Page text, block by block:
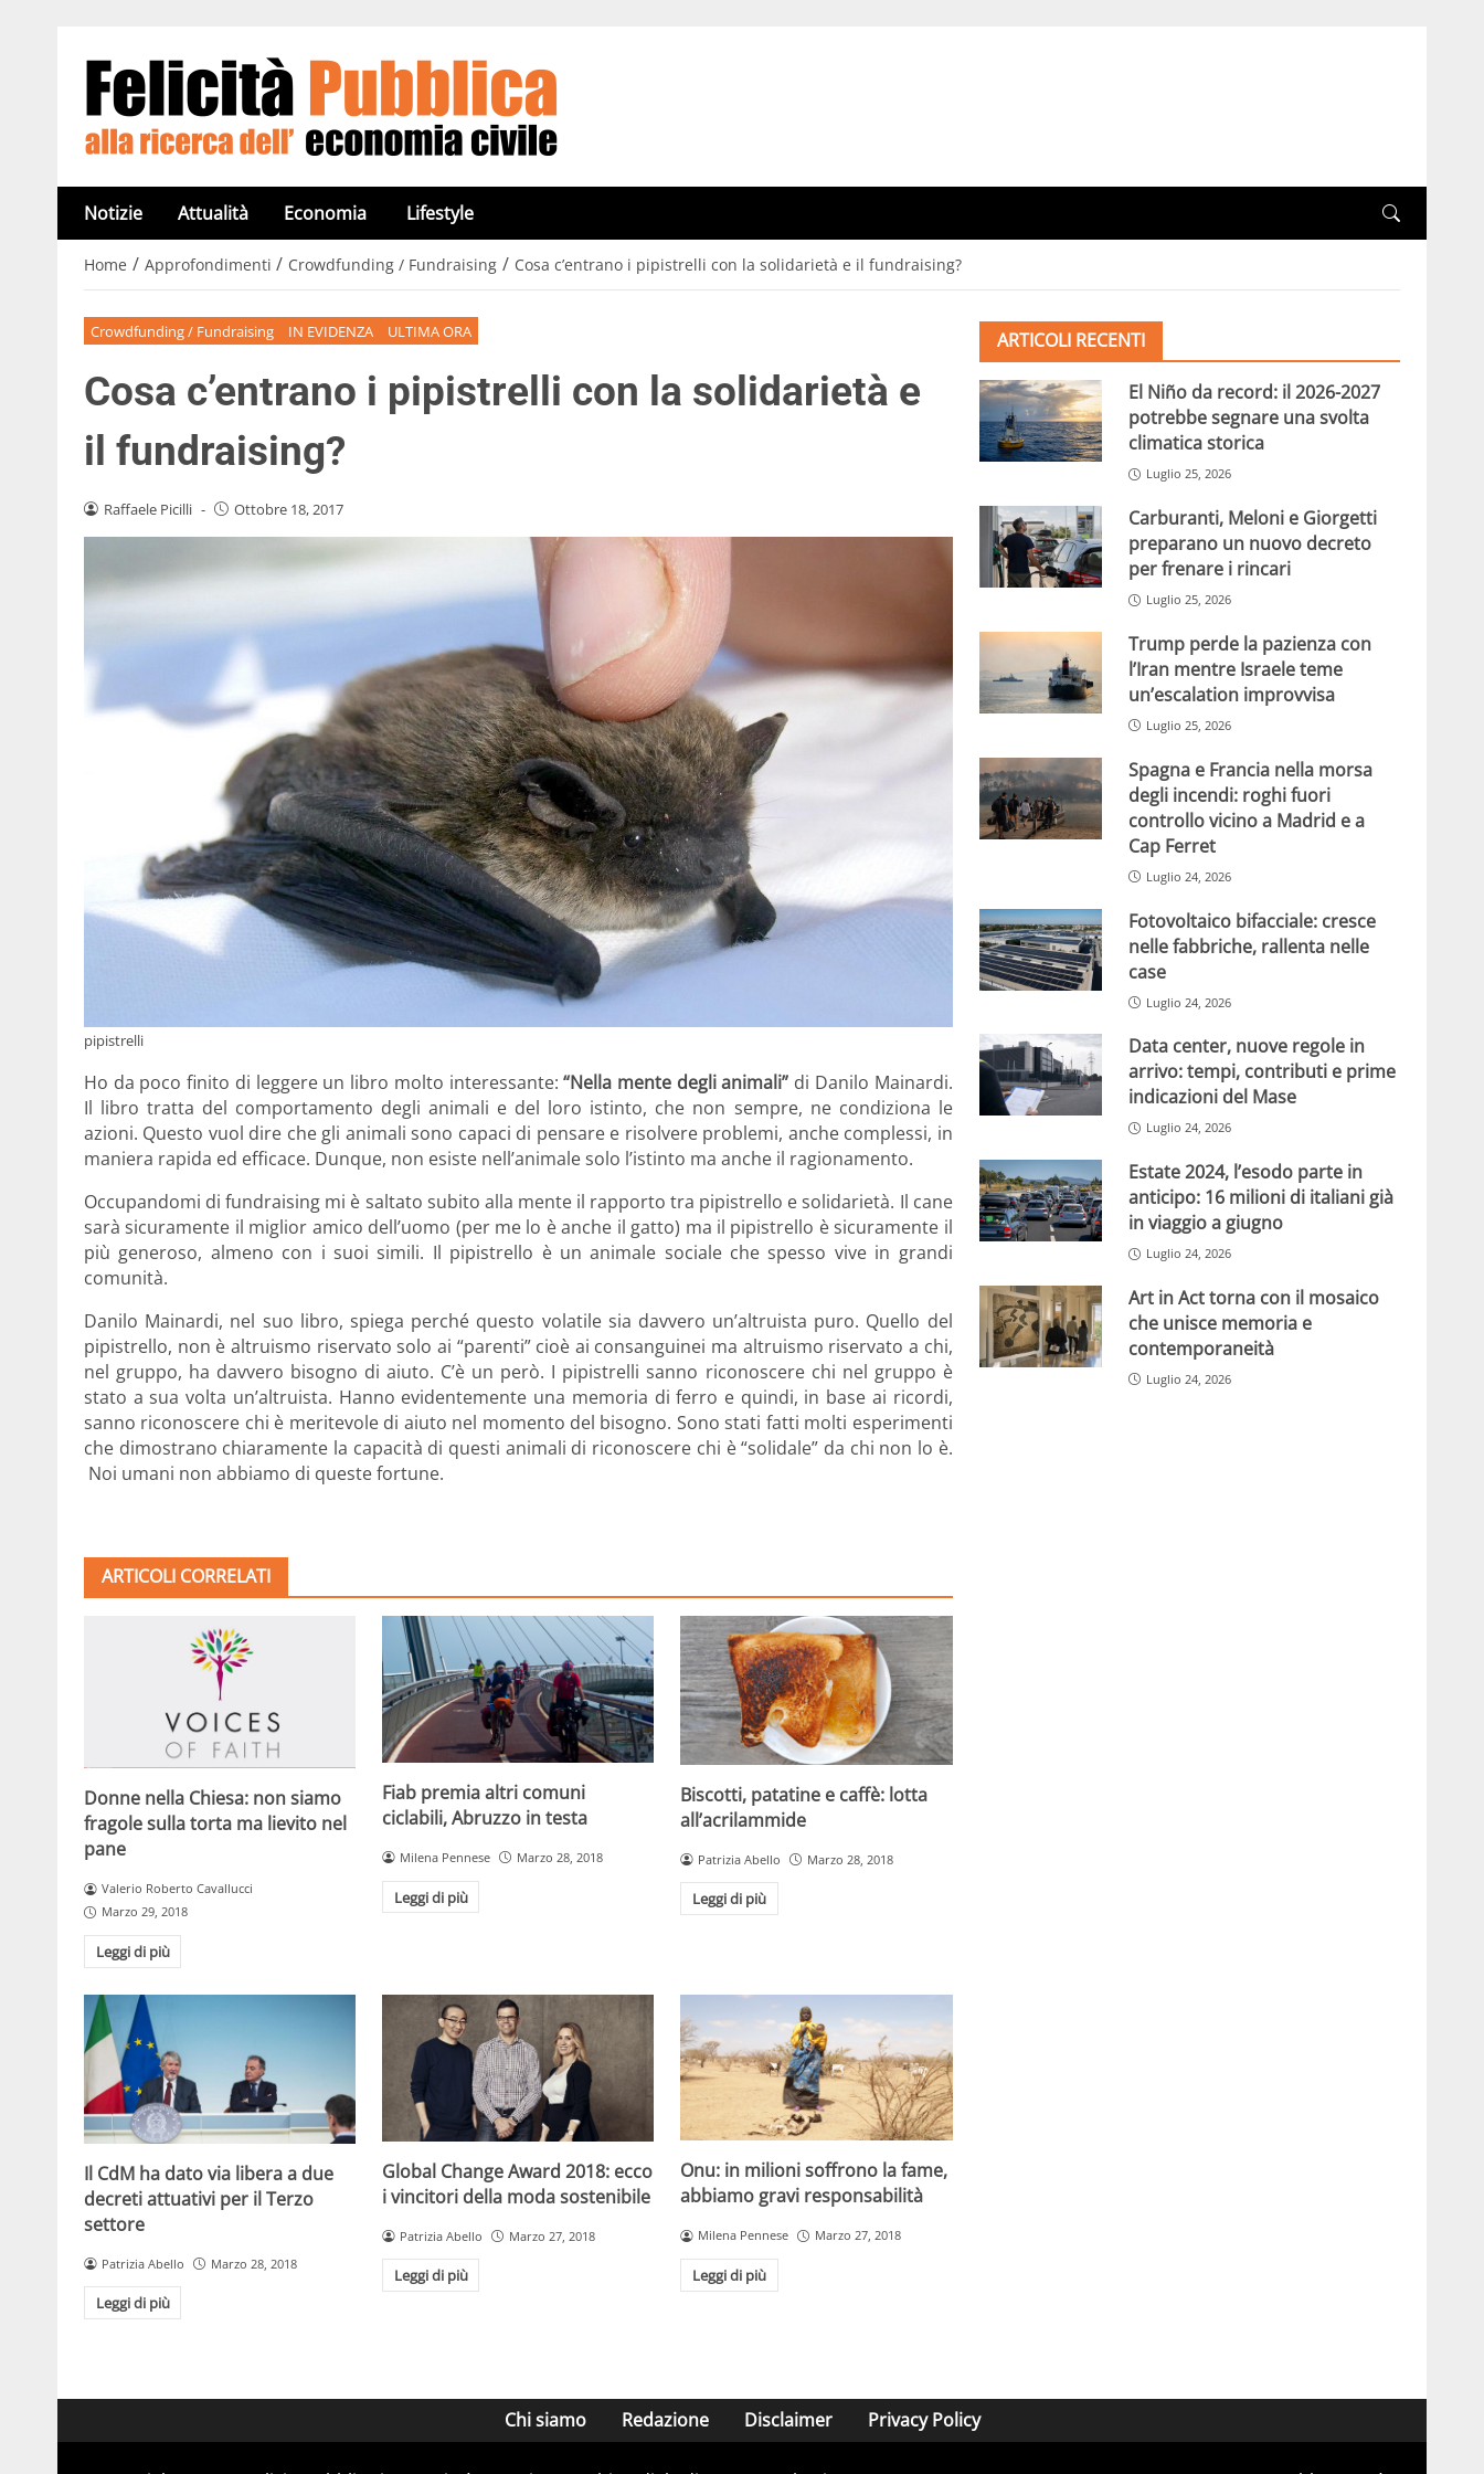
Notizie Attualità Economia Lifestyle
Home / Approfondimenti / Crowdfunding / Fundraising / Cosa c’entrano i pipistrelli con la solidarietà e il fundraising?
Crowdfunding / Fundraising IN EVIDENZA ULTIMA ORA
Cosa c’entrano i pipistrelli con la solidarietà e
il fundraising?
Raffaele Picilli - Ottobre 18, 2017
pipistrelli
Ho da poco finito di leggere un libro molto interessante:“Nella mente degli animali” di Danilo Mainardi.
Il libro tratta del comportamento degli animali e del loro istinto, che non sempre, ne condiziona le
azioni. Questo vuol dire che gli animali sono capaci di pensare e risolvere problemi, anche complessi, in
maniera rapida ed efficace. Dunque, non esiste nell’animale solo l’istinto ma anche il ragionamento.
Occupandomi di fundraising mi è saltato subito alla mente il rapporto tra pipistrello e solidarietà. Il cane
sarà sicuramente il miglior amico dell’uomo (per me lo è anche il gatto) ma il pipistrello è sicuramente il
più generoso, almeno con i suoi simili. Il pipistrello è un animale sociale che spesso vive in grandi
comunità.
Danilo Mainardi, nel suo libro, spiega perché questo volatile sia davvero un’altruista puro. Quello del
pipistrello, non è altruismo riservato solo ai “parenti” cioè ai consanguinei ma altruismo riservato a chi,
nel gruppo, ha davvero bisogno di aiuto. C’è un però. I pipistrelli sanno riconoscere chi nel gruppo è
stato a sua volta un’altruista. Hanno evidentemente una memoria di ferro e quindi, in base ai ricordi,
sanno riconoscere chi è meritevole di aiuto nel momento del bisogno. Sono stati fatti molti esperimenti
che dimostrano chiaramente la capacità di questi animali di riconoscere chi è “solidale” da chi non lo è.
Noi umani non abbiamo di queste fortune.
ARTICOLI CORRELATI
Donne nella Chiesa: non siamo
fragole sulla torta ma lievito nel
pane
Valerio Roberto Cavallucci
Marzo 29, 2018
Leggi di più
Fiab premia altri comuni
ciclabili, Abruzzo in testa
Milena Pennese Marzo 28, 2018
Leggi di più
Biscotti, patatine e caffè: lotta
all’acrilammide
Patrizia Abello Marzo 28, 2018
Leggi di più
Il CdM ha dato via libera a due
decreti attuativi per il Terzo
settore
Patrizia Abello Marzo 28, 2018
Leggi di più
Global Change Award 2018: ecco
i vincitori della moda sostenibile
Patrizia Abello Marzo 27, 2018
Leggi di più
Onu: in milioni soffrono la fame,
abbiamo gravi responsabilità
Milena Pennese Marzo 27, 2018
Leggi di più
ARTICOLI RECENTI
El Niño da record: il 2026-2027
potrebbe segnare una svolta
climatica storica
Luglio 25, 2026
Carburanti, Meloni e Giorgetti
preparano un nuovo decreto
per frenare i rincari
Luglio 25, 2026
Trump perde la pazienza con
l’Iran mentre Israele teme
un’escalation improvvisa
Luglio 25, 2026
Spagna e Francia nella morsa
degli incendi: roghi fuori
controllo vicino a Madrid e a
Cap Ferret
Luglio 24, 2026
Fotovoltaico bifacciale: cresce
nelle fabbriche, rallenta nelle
case
Luglio 24, 2026
Data center, nuove regole in
arrivo: tempi, contributi e prime
indicazioni del Mase
Luglio 24, 2026
Estate 2024, l’esodo parte in
anticipo: 16 milioni di italiani già
in viaggio a giugno
Luglio 24, 2026
Art in Act torna con il mosaico
che unisce memoria e
contemporaneità
Luglio 24, 2026
Chi siamo Redazione Disclaimer Privacy Policy